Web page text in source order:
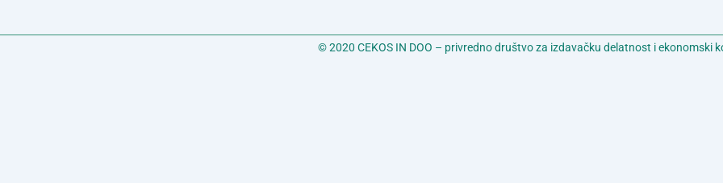
© 2020 CEKOS IN DOO – privredno društvo za izdavačku delatnost i ekonomski